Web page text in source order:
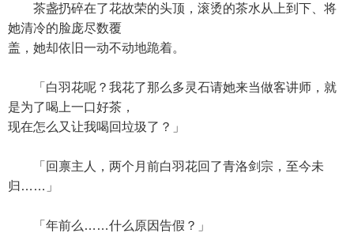
茶盏扔碎在了花故荣的头顶，滚烫的茶水从上到下、将
她清冷的脸庞尽数覆
盖，她却依旧一动不动地跪着。
「白羽花呢？我花了那么多灵石请她来当做客讲师，就
是为了喝上一口好茶，
现在怎么又让我喝回垃圾了？」
「回禀主人，两个月前白羽花回了青洛剑宗，至今未
归……」
「年前么……什么原因告假？」